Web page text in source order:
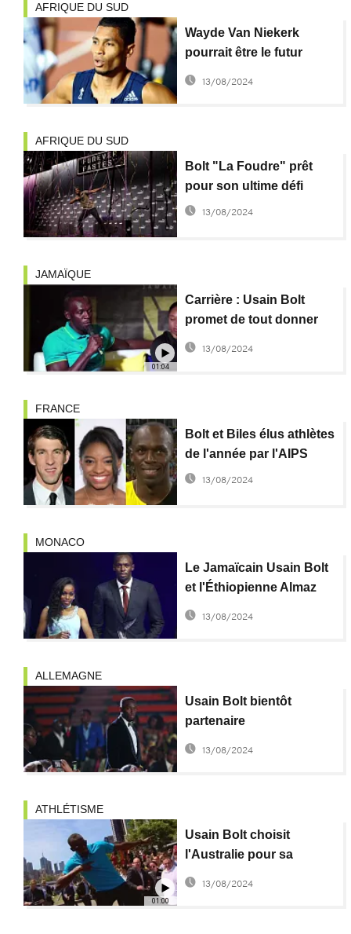
AFRIQUE DU SUD
Wayde Van Niekerk
pourrait être le futur
Usain Bolt
13/08/2024
AFRIQUE DU SUD
Bolt "La Foudre" prêt
pour son ultime défi
13/08/2024
01:04
JAMAÏQUE
Carrière : Usain Bolt
promet de tout donner
lors de sa dernière
13/08/2024
FRANCE
Bolt et Biles élus athlètes
de l'année par l'AIPS
13/08/2024
MONACO
Le Jamaïcain Usain Bolt
et l'Éthiopienne Almaz
Ayana, désignés athlètes
13/08/2024
ALLEMAGNE
Usain Bolt bientôt
partenaire
d'entraînement
13/08/2024
01:00
ATHLÉTISME
Usain Bolt choisit
l'Australie pour sa
rentrée sportive 2017
13/08/2024